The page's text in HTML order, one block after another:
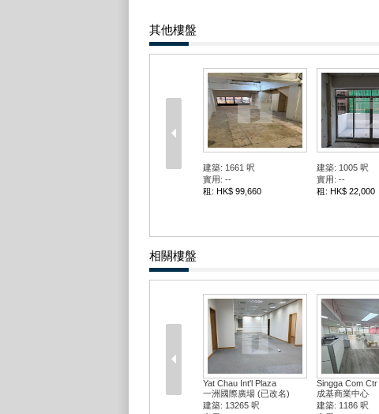
其他樓盤
建築: 1661 呎
實用: --
租: HK$ 99,660
建築: 1005 呎
實用: --
租: HK$ 22,000
相關樓盤
Yat Chau Int'l Plaza
一洲國際廣場 (已改名)
建築: 13265 呎
Singga Com Ctr
成基商業中心
建築: 1186 呎